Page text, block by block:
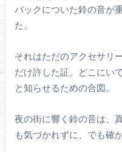
バックについた鈴の音が
た。
それはただのアクセサリ
だけ許した証。どこにい
と知らせるための合図。
夜の街に響く鈴の音は、
も気づかれずに、でも確